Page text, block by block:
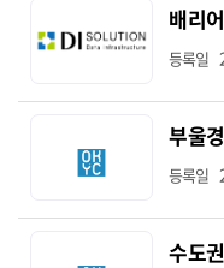
배리
등록일
부울
등록일
수도